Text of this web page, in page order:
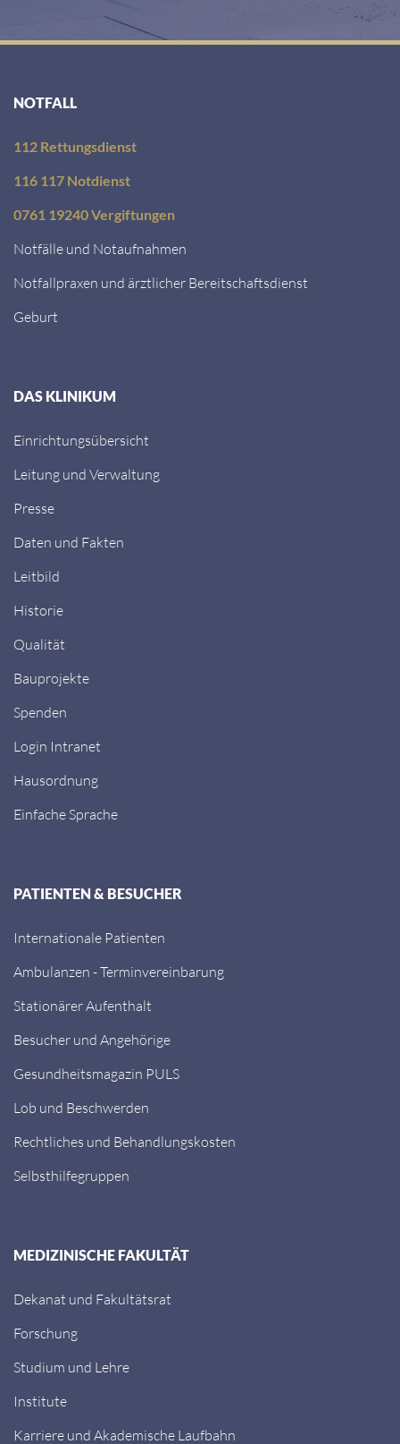
NOTFALL
112 Rettungsdienst
116 117 Notdienst
0761 19240 Vergiftungen
Notfälle und Notaufnahmen
Notfallpraxen und ärztlicher Bereitschaftsdienst
Geburt
DAS KLINIKUM
Einrichtungsübersicht
Leitung und Verwaltung
Presse
Daten und Fakten
Leitbild
Historie
Qualität
Bauprojekte
Spenden
Login Intranet
Hausordnung
Einfache Sprache
PATIENTEN & BESUCHER
Internationale Patienten
Ambulanzen - Terminvereinbarung
Stationärer Aufenthalt
Besucher und Angehörige
Gesundheitsmagazin PULS
Lob und Beschwerden
Rechtliches und Behandlungskosten
Selbsthilfegruppen
MEDIZINISCHE FAKULTÄT
Dekanat und Fakultätsrat
Forschung
Studium und Lehre
Institute
Karriere und Akademische Laufbahn